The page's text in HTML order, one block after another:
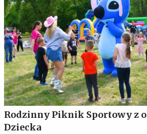
Rodzinny Piknik Sportowy z
Dziecka